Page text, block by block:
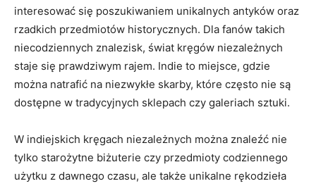
interesować się ‌poszukiwaniem unikalnych⁣ antyków oraz
rzadkich ⁣przedmiotów historycznych. Dla fanów ‌takich
niecodziennych znalezisk, świat kręgów niezależnych
⁢staje się prawdziwym‍ rajem. Indie ‍to miejsce, gdzie
można natrafić na ⁢niezwykłe skarby, które często nie‌ są
dostępne w tradycyjnych sklepach ​czy⁤ galeriach ​sztuki.
W ⁢indiejskich kręgach niezależnych można znaleźć nie
tylko starożytne biżuterie czy przedmioty codziennego​
użytku z ‌dawnego czasu, ale także unikalne rękodzieła‌